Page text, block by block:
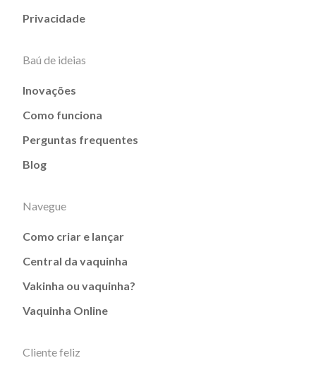
Privacidade
Baú de ideias
Inovações
Como funciona
Perguntas frequentes
Blog
Navegue
Como criar e lançar
Central da vaquinha
Vakinha ou vaquinha?
Vaquinha Online
Cliente feliz